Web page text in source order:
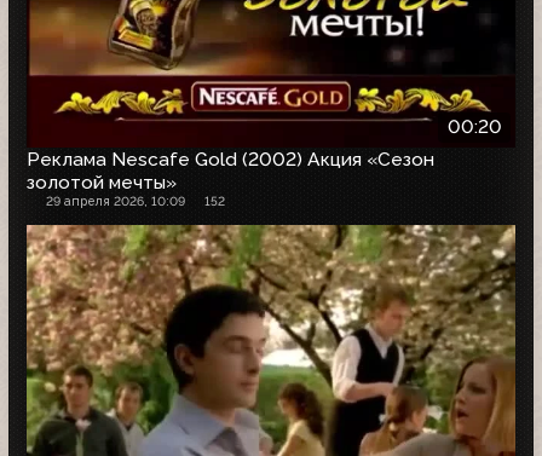
00:20
Реклама Nescafe Gold (2002) Акция «Сезон
золотой мечты»
29 апреля 2026, 10:09 152